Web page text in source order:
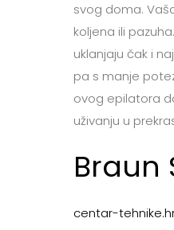
svog doma.
koljena ili
uklanjaju čak i
pa s manje
ovog epilatora
uživanju u
Braun
centar-